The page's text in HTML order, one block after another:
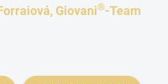
Giovani®-Team